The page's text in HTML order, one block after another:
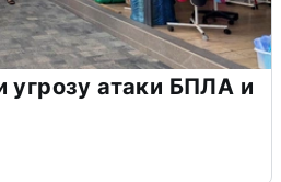
угрозу атаки БПЛА и